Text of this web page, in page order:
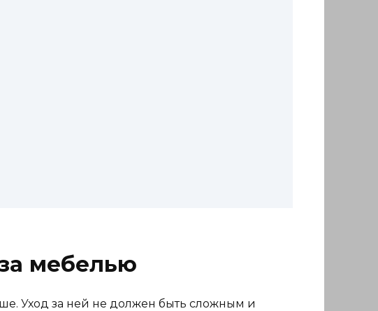
мебелью
Уход за ней не должен быть сложным и